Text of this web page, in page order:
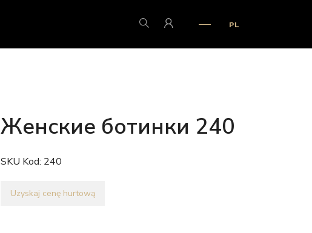
PL
Женские ботинки 240
SKU Kod: 240
Uzyskaj cenę hurtową